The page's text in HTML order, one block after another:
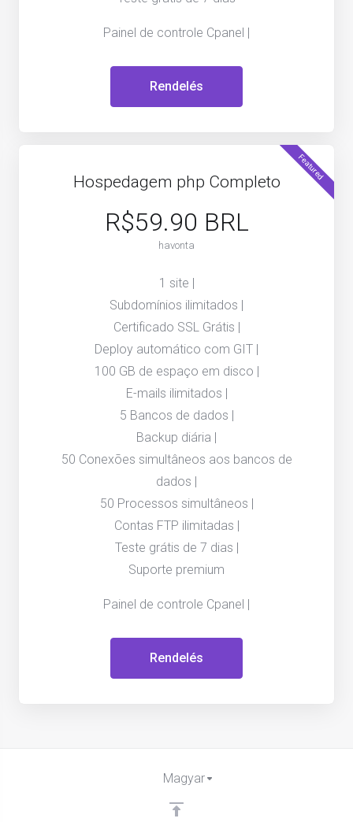
Painel de controle Cpanel |
Rendelés
Featured
Hospedagem php Completo
R$59.90 BRL
havonta
Painel de controle Cpanel |
1 site |
Subdomínios ilimitados |
Certificado SSL Grátis |
Deploy automático com GIT |
100 GB de espaço em disco |
E-mails ilimitados |
5 Bancos de dados |
Backup diária |
50 Conexões simultâneos aos bancos de
dados |
50 Processos simultâneos |
Contas FTP ilimitadas |
Teste grátis de 7 dias |
Suporte premium
Rendelés
Magyar